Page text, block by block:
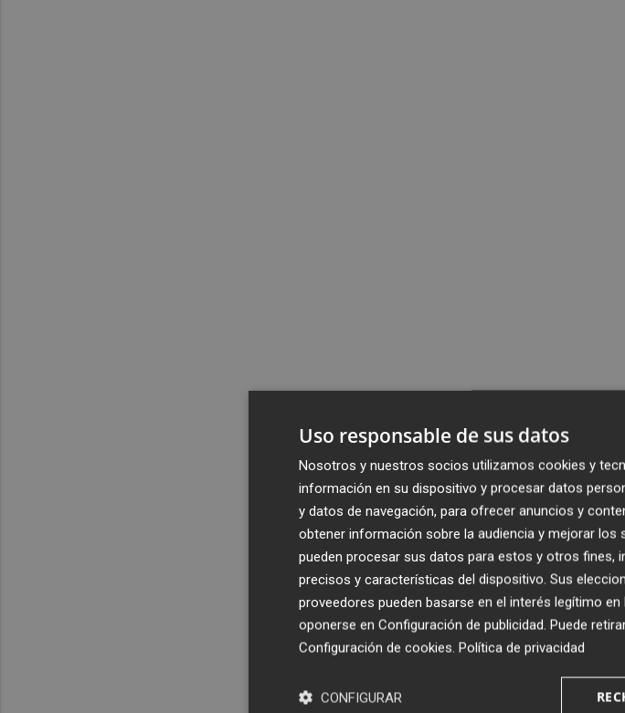
Uso responsable de sus datos
Nosotros y nuestros socios utilizamos cookies y
información en su dispositivo y procesar datos
y datos de navegación, para ofrecer anuncios y
obtener información sobre la audiencia y mejorar los
pueden procesar sus datos para estos y otros fines,
precisos y características del dispositivo. Sus
proveedores pueden basarse en el interés legítimo
oponerse en Configuración de publicidad. Puede
Configuración de cookies. Política de privacidad
CONFIGURAR